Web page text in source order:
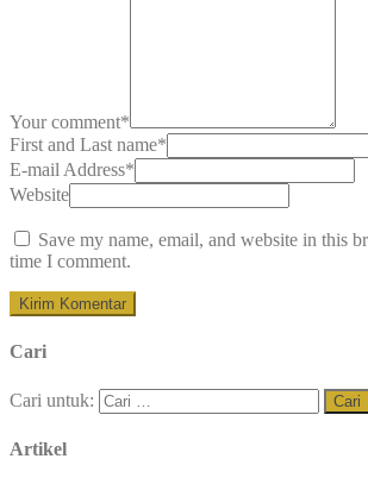
Your comment*
First and Last name*
E-mail Address*
Website
Save my name, email, and website in this
time I comment.
Cari
Cari untuk:
Artikel